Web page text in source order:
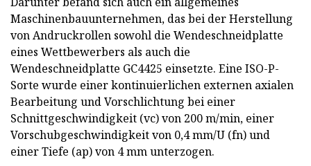
Maschinenbauunternehmen, das bei der Herstellung
von Andruckrollen sowohl die Wendeschneidplatte
eines Wettbewerbers als auch die
Wendeschneidplatte GC4425 einsetzte. Eine ISO-P-
Sorte wurde einer kontinuierlichen externen axialen
Bearbeitung und Vorschlichtung bei einer
Schnittgeschwindigkeit (vc) von 200 m/min, einer
Vorschubgeschwindigkeit von 0,4 mm/U (fn) und
einer Tiefe (ap) von 4 mm unterzogen.